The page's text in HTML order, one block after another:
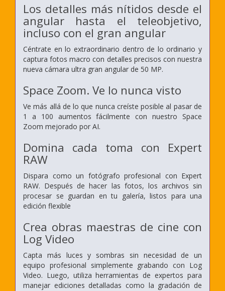
Los detalles más nítidos desde el
angular hasta el teleobjetivo,
incluso con el gran angular
Céntrate en lo extraordinario dentro de lo ordinario y
captura fotos macro con detalles precisos con nuestra
nueva cámara ultra gran angular de 50 MP.
Space Zoom. Ve lo nunca visto
Ve más allá de lo que nunca creíste posible al pasar de
1 a 100 aumentos fácilmente con nuestro Space
Zoom mejorado por AI.
Domina cada toma con Expert
RAW
Dispara como un fotógrafo profesional con Expert
RAW. Después de hacer las fotos, los archivos sin
procesar se guardan en tu galería, listos para una
edición flexible
Crea obras maestras de cine con
Log Video
Capta más luces y sombras sin necesidad de un
equipo profesional simplemente grabando con Log
Video. Luego, utiliza herramientas de expertos para
manejar ediciones detalladas como la gradación de